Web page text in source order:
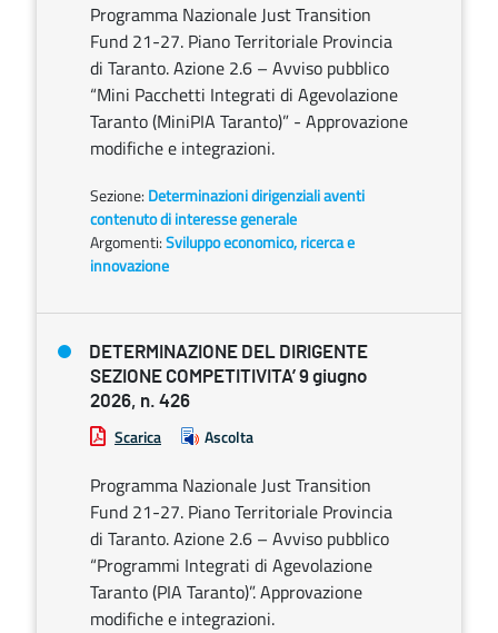
Programma Nazionale Just Transition
Fund 21-27. Piano Territoriale Provincia
di Taranto. Azione 2.6 – Avviso pubblico
“Mini Pacchetti Integrati di Agevolazione
Taranto (MiniPIA Taranto)” - Approvazione
modifiche e integrazioni.
Sezione: Determinazioni dirigenziali aventi
contenuto di interesse generale
Argomenti:Sviluppo economico, ricerca e
innovazione
DETERMINAZIONE DEL DIRIGENTE
SEZIONE COMPETITIVITA’ 9 giugno
2026, n. 426
Scarica Ascolta
Programma Nazionale Just Transition
Fund 21-27. Piano Territoriale Provincia
di Taranto. Azione 2.6 – Avviso pubblico
“Programmi Integrati di Agevolazione
Taranto (PIA Taranto)”. Approvazione
modifiche e integrazioni.